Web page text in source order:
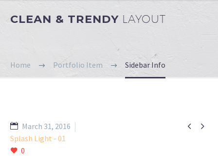
CLEAN & TRENDY LAYOUT
Home Portfolio Item Sidebar Info
 
March 31, 2016
Splash Light - 01
0